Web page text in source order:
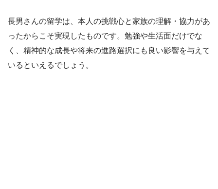
長男さんの留学は、本人の挑戦心と家族の理解・協力があ
ったからこそ実現したものです。勉強や生活面だけでな
く、精神的な成長や将来の進路選択にも良い影響を与えて
いるといえるでしょう。